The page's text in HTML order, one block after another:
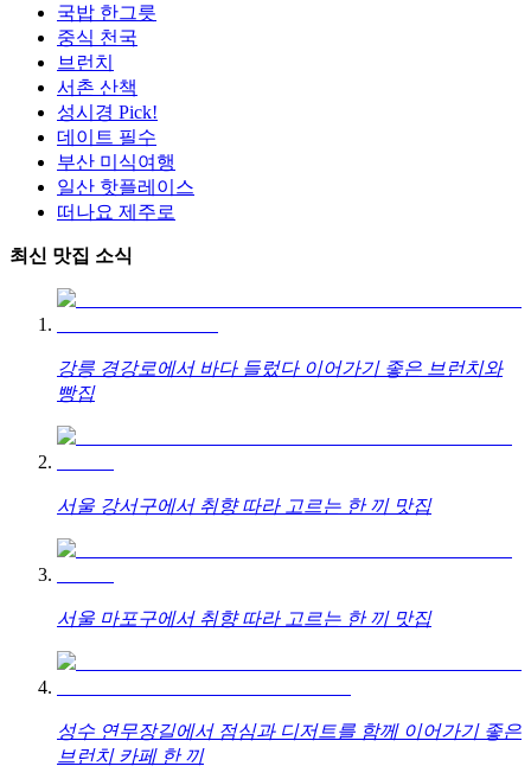
국밥 한그릇
중식 천국
브런치
서촌 산책
성시경 Pick!
데이트 필수
부산 미식여행
일산 핫플레이스
떠나요 제주로
최신 맛집 소식
강릉 경강로에서 바다 들렀다 이어가기 좋은 브런치와
빵집
서울 강서구에서 취향 따라 고르는 한 끼 맛집
서울 마포구에서 취향 따라 고르는 한 끼 맛집
성수 연무장길에서 점심과 디저트를 함께 이어가기 좋은
브런치 카페 한 끼